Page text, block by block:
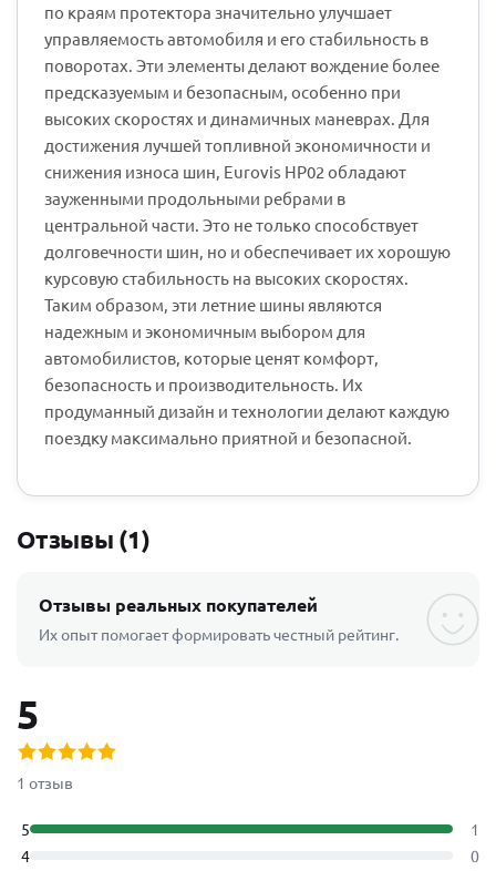
по краям протектора значительно улучшает
управляемость автомобиля и его стабильность в
поворотах. Эти элементы делают вождение более
предсказуемым и безопасным, особенно при
высоких скоростях и динамичных маневрах. Для
достижения лучшей топливной экономичности и
снижения износа шин, Eurovis HP02 обладают
зауженными продольными ребрами в
центральной части. Это не только способствует
долговечности шин, но и обеспечивает их хорошую
курсовую стабильность на высоких скоростях.
Таким образом, эти летние шины являются
надежным и экономичным выбором для
автомобилистов, которые ценят комфорт,
безопасность и производительность. Их
продуманный дизайн и технологии делают каждую
поездку максимально приятной и безопасной.
Отзывы (1)
Отзывы реальных покупателей
Их опыт помогает формировать честный рейтинг.
5
1 отзыв
5
1
4
0